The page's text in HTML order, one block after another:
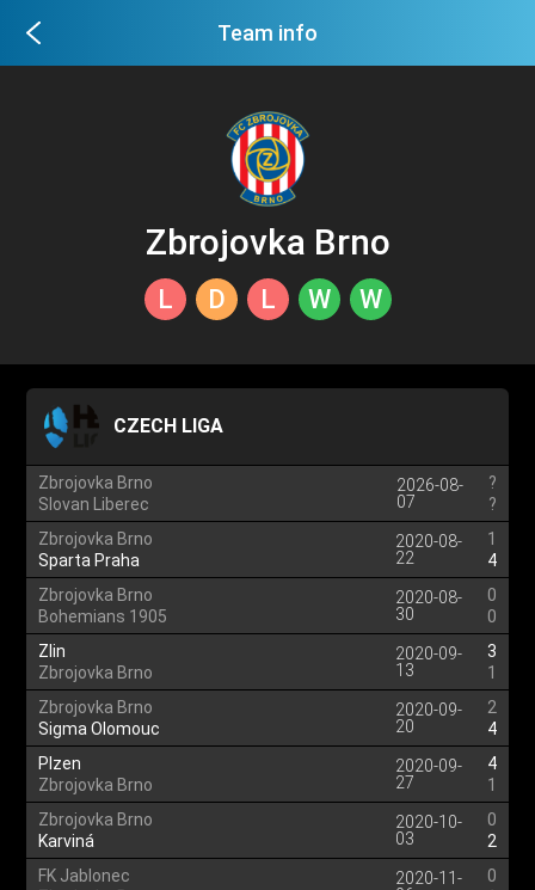
Team info
Zbrojovka Brno
L D L W W
CZECH LIGA
Zbrojovka Brno
Slovan Liberec
2026-08-
07
?
?
Zbrojovka Brno
Sparta Praha
2020-08-
22
1
4
Zbrojovka Brno
Bohemians 1905
2020-08-
30
0
0
Zlin
Zbrojovka Brno
2020-09-
13
3
1
Zbrojovka Brno
Sigma Olomouc
2020-09-
20
2
4
Plzen
Zbrojovka Brno
2020-09-
27
4
1
Zbrojovka Brno
Karviná
2020-10-
03
0
2
FK Jablonec
2020-11-
0